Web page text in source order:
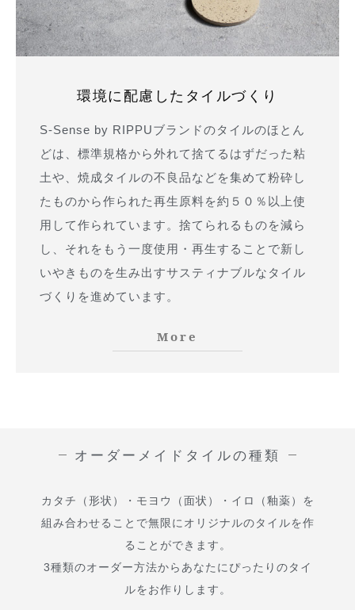
環境に配慮したタイルづくり
S-Sense by RIPPUブランドのタイルのほとん
どは、標準規格から外れて捨てるはずだった粘
土や、焼成タイルの不良品などを集めて粉砕し
たものから作られた再生原料を約５０％以上使
用して作られています。捨てられるものを減ら
し、それをもう一度使用・再生することで新し
いやきものを生み出すサスティナブルなタイル
づくりを進めています。
More
オーダーメイドタイルの種類
カタチ（形状）・モヨウ（面状）・イロ（釉薬）を
組み合わせることで無限にオリジナルのタイルを作
ることができます。
3種類のオーダー方法からあなたにぴったりのタイ
ルをお作りします。